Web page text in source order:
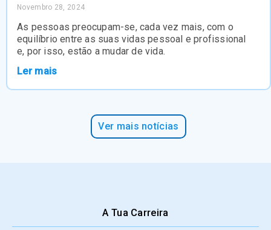
Novembro 28, 2024
As pessoas preocupam-se, cada vez mais, com o
equilíbrio entre as suas vidas pessoal e profissional
e, por isso, estão a mudar de vida.
Ler mais
Ver mais notícias
A Tua Carreira